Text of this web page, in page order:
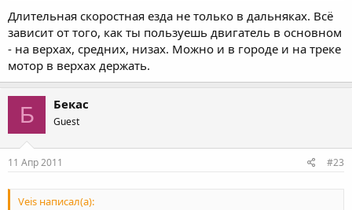
Длительная скоростная езда не только в дальняках. Всё
зависит от того, как ты пользуешь двигатель в основном
- на верхах, средних, низах. Можно и в городе и на треке
мотор в верхах держать.
Б Бекас
Guest
11 Апр 2011 #23
Veis написал(а):